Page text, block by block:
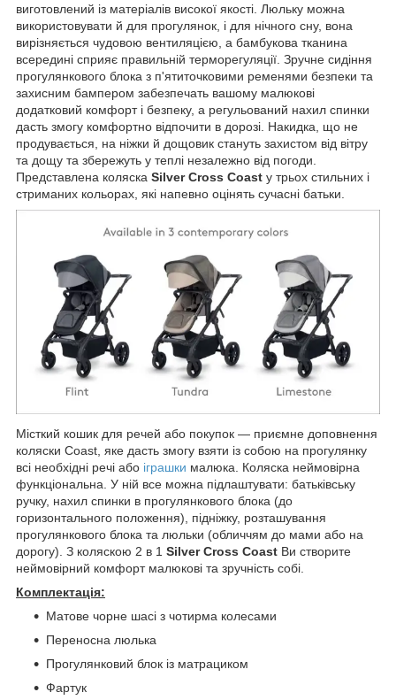
виготовлений із матеріалів високої якості. Люльку можна
використовувати й для прогулянок, і для нічного сну, вона
вирізняється чудовою вентиляцією, а бамбукова тканина
всередині сприяє правильній терморегуляції. Зручне сидіння
прогулянкового блока з п'ятиточковими ременями безпеки та
захисним бампером забезпечать вашому малюкові
додатковий комфорт і безпеку, а регульований нахил спинки
дасть змогу комфортно відпочити в дорозі. Накидка, що не
продувається, на ніжки й дощовик стануть захистом від вітру
та дощу та збережуть у теплі незалежно від погоди.
Представлена коляска Silver Cross Coast у трьох стильних і
стриманих кольорах, які напевно оцінять сучасні батьки.
Місткий кошик для речей або покупок — приємне доповнення
коляски Coast, яке дасть змогу взяти із собою на прогулянку
всі необхідні речі або іграшки малюка. Коляска неймовірна
функціональна. У ній все можна підлаштувати: батьківську
ручку, нахил спинки в прогулянкового блока (до
горизонтального положення), підніжку, розташування
прогулянкового блока та люльки (обличчям до мами або на
дорогу). З коляскою 2 в 1 Silver Cross Coast Ви створите
неймовірний комфорт малюкові та зручність собі.
Комплектація:
Матове чорне шасі з чотирма колесами
Переносна люлька
Прогулянковий блок із матрациком
Фартук